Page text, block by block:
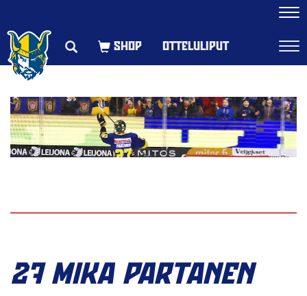
OTTELULIPUT
27 MIKA PARTANEN